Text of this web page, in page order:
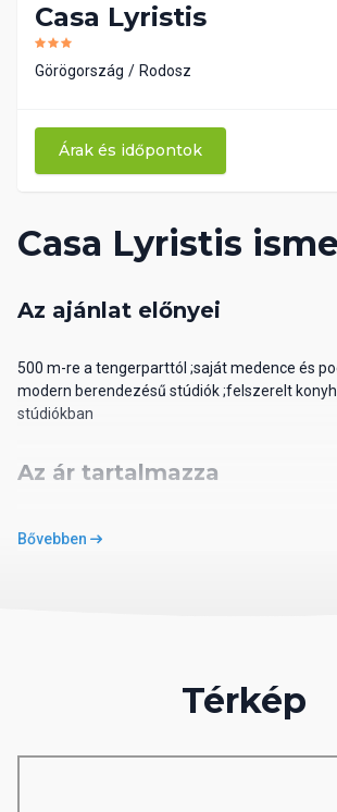
Casa Lyristis
Az ajánlat előnyei
500 m-re a tengerparttól ;saját medence és
modern berendezésű stúdiók ;felszerelt
stúdiókban
Az ár tartalmazza
A repülőjegyet, adókat és illetékeket, a
található. Az Anthony Quinn öböl kb. 1,5 km-
Bővebben
Casa Lyristis
Görögország Rodosz
Árak és időpontok
Térkép